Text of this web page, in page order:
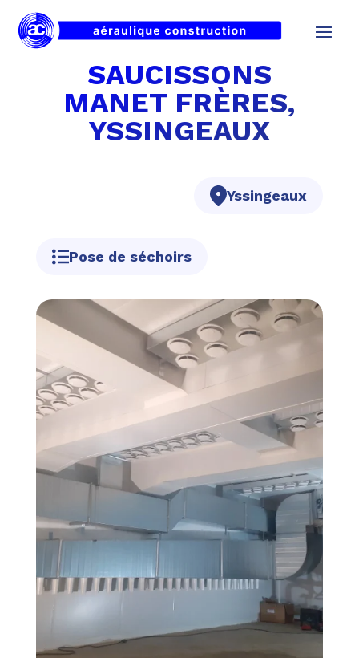
SAUCISSONS
MANET FRÈRES,
YSSINGEAUX
Yssingeaux
Pose de séchoirs